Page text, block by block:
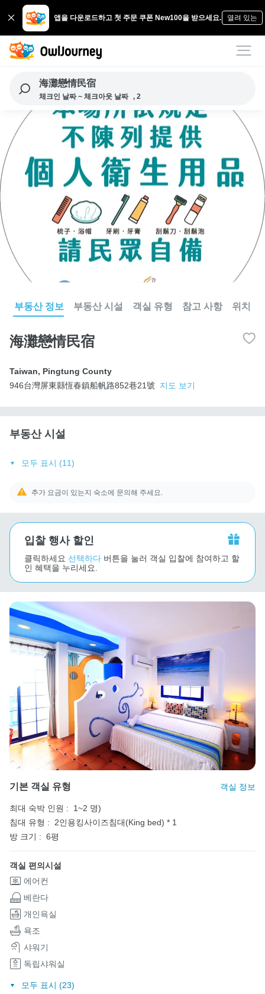
앱을 다운로드하고 첫 주문 쿠폰 New100을 받으세요. 열려 있는
海灘戀情民宿
체크인 날짜 ~ 체크아웃 날짜 , 2
부동산 정보 부동산 시설 객실 유형 참고 사항 위치
海灘戀情民宿
Taiwan, Pingtung County
946台灣屏東縣恆春鎮船帆路852巷21號
지도 보기
부동산 시설
모두 표시 (11)
추가 요금이 있는지 숙소에 문의해 주세요.
입찰 행사 할인
클릭하세요 선택하다 버튼을 눌러 객실 입찰에 참여하고 할
인 혜택을 누리세요.
기본 객실 유형 객실 정보
최대 숙박 인원 :
1~2 명)
침대 유형 :
2인용킹사이즈침대(King bed) * 1
방 크기 : 6평
객실 편의시설
에어컨
베란다
개인욕실
욕조
샤워기
독립샤워실
모두 표시 (23)